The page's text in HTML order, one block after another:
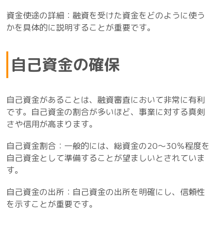
資金使途の詳細：融資を受けた資金をどのように使う
かを具体的に説明することが重要です。
自己資金の確保
自己資金があることは、融資審査において非常に有利
です。自己資金の割合が多いほど、事業に対する真剣
さや信用が高まります。
自己資金割合：一般的には、総資金の20～30％程度を
自己資金として準備することが望ましいとされていま
す。
自己資金の出所：自己資金の出所を明確にし、信頼性
を示すことが重要です。